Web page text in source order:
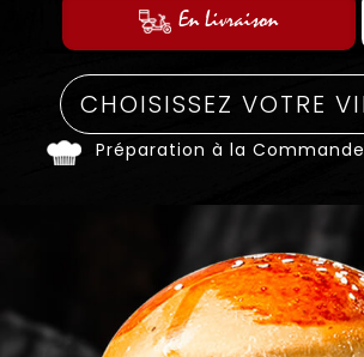
En Livraison
Préparation à la Commande